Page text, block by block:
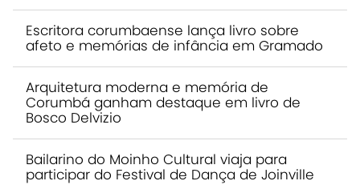
Escritora corumbaense lança livro sobre
afeto e memórias de infância em Gramado
Arquitetura moderna e memória de
Corumbá ganham destaque em livro de
Bosco Delvizio
Bailarino do Moinho Cultural viaja para
participar do Festival de Dança de Joinville